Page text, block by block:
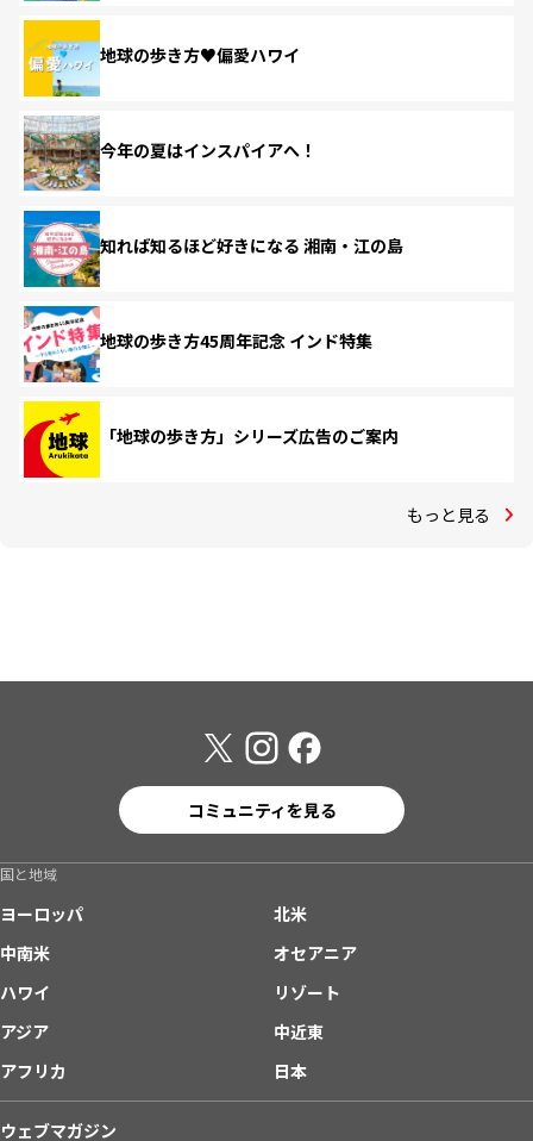
地球の歩き方♥偏愛ハワイ
今年の夏はインスパイアへ！
知れば知るほど好きになる 湘南・江の島
地球の歩き方45周年記念 インド特集
「地球の歩き方」シリーズ広告のご案内
もっと見る
コミュニティを見る
国と地域
ヨーロッパ
北米
中南米
オセアニア
ハワイ
リゾート
アジア
中近東
アフリカ
日本
ウェブマガジン